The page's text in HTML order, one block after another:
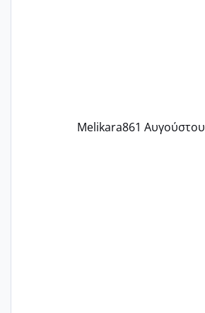
Melikara861 Αυγούστου